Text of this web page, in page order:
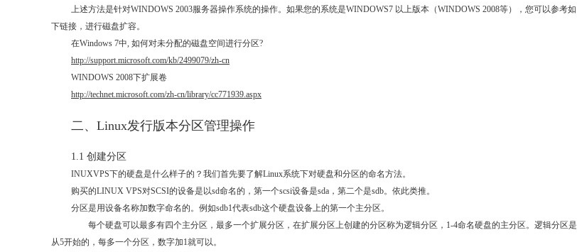
上述方法是针对WINDOWS 2003服务器操作系统的操作。如果您的系统是WINDOWS7 以上版本（WINDOWS 2008等），您可以参考如
下链接，进行磁盘扩容。
在Windows 7中, 如何对未分配的磁盘空间进行分区?
http://support.microsoft.com/kb/2499079/zh-cn
WINDOWS 2008下扩展卷
http://technet.microsoft.com/zh-cn/library/cc771939.aspx
二、Linux发行版本分区管理操作
1.1 创建分区
INUXVPS下的硬盘是什么样子的？我们首先要了解Linux系统下对硬盘和分区的命名方法。
购买的LINUX VPS对SCSI的设备是以sd命名的，第一个scsi设备是sda，第二个是sdb。依此类推。
分区是用设备名称加数字命名的。例如sdb1代表sdb这个硬盘设备上的第一个主分区。
每个硬盘可以最多有四个主分区，最多一个扩展分区，在扩展分区上创建的分区称为逻辑分区，1-4命名硬盘的主分区。逻辑分区是
从5开始的，每多一个分区，数字加1就可以。